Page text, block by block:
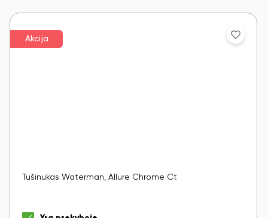
Akcija
Tušinukas Waterman, Allure Chrome Ct